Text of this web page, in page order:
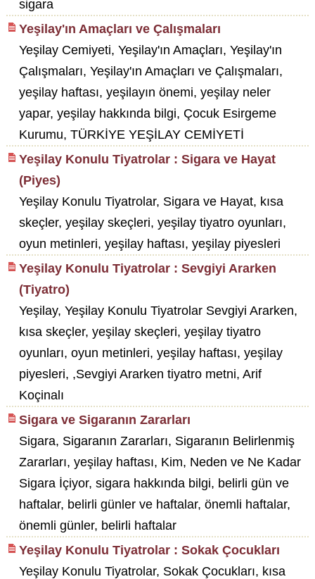
sigara
Yeşilay'ın Amaçları ve Çalışmaları
Yeşilay Cemiyeti, Yeşilay'ın Amaçları, Yeşilay'ın
Çalışmaları, Yeşilay'ın Amaçları ve Çalışmaları,
yeşilay haftası, yeşilayın önemi, yeşilay neler
yapar, yeşilay hakkında bilgi, Çocuk Esirgeme
Kurumu, TÜRKİYE YEŞİLAY CEMİYETİ
Yeşilay Konulu Tiyatrolar : Sigara ve Hayat
(Piyes)
Yeşilay Konulu Tiyatrolar, Sigara ve Hayat, kısa
skeçler, yeşilay skeçleri, yeşilay tiyatro oyunları,
oyun metinleri, yeşilay haftası, yeşilay piyesleri
Yeşilay Konulu Tiyatrolar : Sevgiyi Ararken
(Tiyatro)
Yeşilay, Yeşilay Konulu Tiyatrolar Sevgiyi Ararken,
kısa skeçler, yeşilay skeçleri, yeşilay tiyatro
oyunları, oyun metinleri, yeşilay haftası, yeşilay
piyesleri, ,Sevgiyi Ararken tiyatro metni, Arif
Koçinalı
Sigara ve Sigaranın Zararları
Sigara, Sigaranın Zararları, Sigaranın Belirlenmiş
Zararları, yeşilay haftası, Kim, Neden ve Ne Kadar
Sigara İçiyor, sigara hakkında bilgi, belirli gün ve
haftalar, belirli günler ve haftalar, önemli haftalar,
önemli günler, belirli haftalar
Yeşilay Konulu Tiyatrolar : Sokak Çocukları
Yeşilay Konulu Tiyatrolar, Sokak Çocukları, kısa